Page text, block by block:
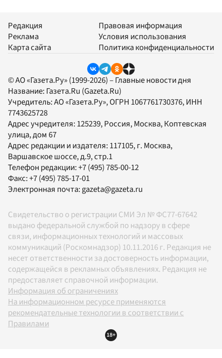
Редакция
Реклама
Карта сайта
Правовая информация
Условия использования
Политика конфиденциальности
© АО «Газета.Ру» (1999-2026) – Главные новости дня
Название: Газета.Ru (Gazeta.Ru)
Учредитель:АО «Газета.Ру», ОГРН 1067761730376, ИНН
7743625728
Адрес учредителя: 125239, Россия, Москва, Коптевская
улица, дом 67
Адрес редакции и издателя: 117105, г. Москва,
Варшавское шоссе, д.9, стр.1
Телефон редакции:+7 (495) 785-00-12
Факс:+7 (495) 785-17-01
Электронная почта:gazeta@gazeta.ru
Свидетельство о регистрации СМИ Эл № ФС77-67642
выдано федеральной службой по надзору в сфере
связи, информационных технологий и массовых
коммуникаций (Роскомнадзор) 10.11.2016 г. Редакция не
несет ответственности за достоверность информации,
содержащейся в рекламных объявлениях. Редакция не
предоставляет справочной информации.
Информация об ограничениях
На информационном ресурсе применяются
рекомендательные технологии в соответствии с
Правилами
18+